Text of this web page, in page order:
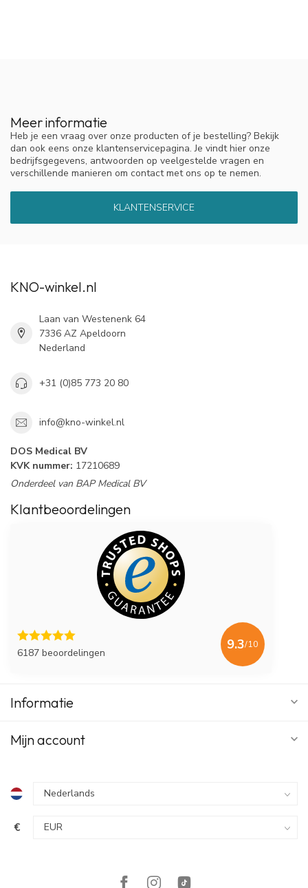
Meer informatie
Heb je een vraag over onze producten of je bestelling? Bekijk
dan ook eens onze klantenservicepagina. Je vindt hier onze
bedrijfsgegevens, antwoorden op veelgestelde vragen en
verschillende manieren om contact met ons op te nemen.
KLANTENSERVICE
KNO-winkel.nl
Laan van Westenenk 64
7336 AZ Apeldoorn
Nederland
+31 (0)85 773 20 80
info@kno-winkel.nl
DOS Medical BV
KVK nummer: 17210689
Onderdeel van BAP Medical BV
Klantbeoordelingen
6187 beoordelingen
9.3/10
Informatie
Mijn account
€